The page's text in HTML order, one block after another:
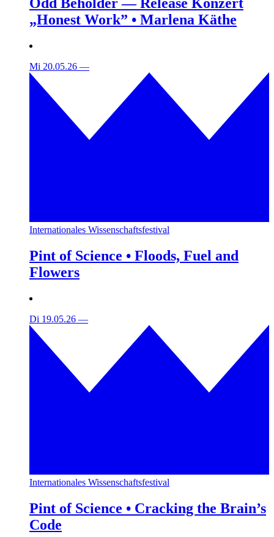
Odd Beholder — Release Konzert
„Honest Work” • Marlena Käthe
Mi 20.05.26 —
Internationales Wissenschaftsfestival
Pint of Science • Floods, Fuel and
Flowers
Di 19.05.26 —
Internationales Wissenschaftsfestival
Pint of Science • Cracking the Brain’s
Code